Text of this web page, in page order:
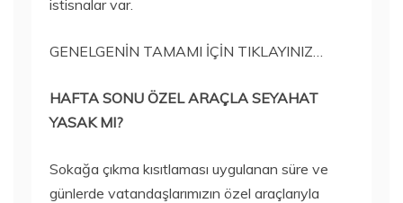
istisnalar var.
GENELGENİN TAMAMI İÇİN TIKLAYINIZ…
HAFTA SONU ÖZEL ARAÇLA SEYAHAT
YASAK MI?
Sokağa çıkma kısıtlaması uygulanan süre ve
günlerde vatandaşlarımızın özel araçlarıyla